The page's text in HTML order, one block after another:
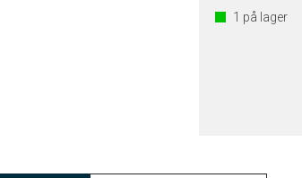
1 på lager